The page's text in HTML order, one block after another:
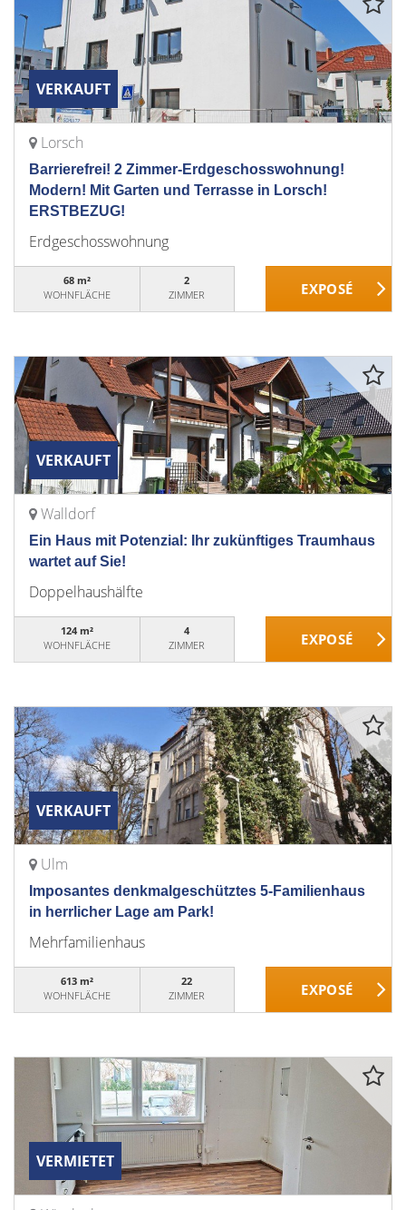
VERKAUFT
Lorsch
Barrierefrei! 2 Zimmer-Erdgeschosswohnung!
Modern! Mit Garten und Terrasse in Lorsch!
ERSTBEZUG!
Erdgeschosswohnung
68 m²
WOHNFLÄCHE
2
ZIMMER
VERKAUFT
Walldorf
Ein Haus mit Potenzial: Ihr zukünftiges Traumhaus
wartet auf Sie!
Doppelhaushälfte
124 m²
WOHNFLÄCHE
4
ZIMMER
VERKAUFT
Ulm
Imposantes denkmalgeschütztes 5-Familienhaus
in herrlicher Lage am Park!
Mehrfamilienhaus
613 m²
WOHNFLÄCHE
22
ZIMMER
VERMIETET